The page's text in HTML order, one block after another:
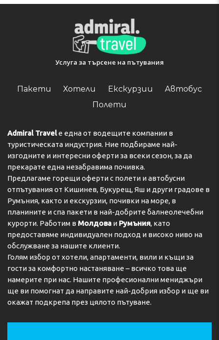
your stay, you could be asked to pay up to EUR 500
Check-in 16:00 - 23:00
39B Avenue Thibaud de Champagne, 77144,
Montévrain, FranceУслуга за търсене на пътувания
Пакети Хотели Екскурзии
Автобус
Полети
Admiral Travelе една от водещите компании в
туристическата индустрия. Ние подбираме най-
изгодните и интересни оферти за всеки сезон, за да
прекарате една незабравима почивка.
Предлагаме горещи оферти с полети и автобусни
отпътувания от Кишинев, Букурещ, Яш и други градове в
Румъния, както и екскурзии, почивки на море, в
планините и спа пакети в най-добрите балнеолечебни
курорти. Работим в Молдова и Румъния, като
предоставяме индивидуален подход и високо ниво на
обслужване за нашите клиенти.
Голям избор от хотели, апартаменти, вили и къщи за
гости за комфортно настаняване – всичко това ще
намерите при нас. Нашите професионални мениджъри
ще ви помогнат да направите най-добрия избор и ще ви
окажат подкрепа през цялото пътуване.